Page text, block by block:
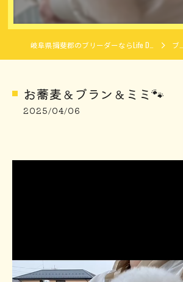
ブログ
お蕎麦＆ブラン＆ミミ🐾
2025/04/06